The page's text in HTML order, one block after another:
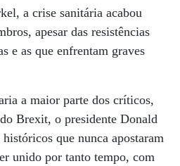
a crise sanitária acabou
apesar das resistências
e as que enfrentam graves
a maior parte dos críticos,
Brexit, o presidente Donald
que nunca apostaram
unido por tanto tempo, com